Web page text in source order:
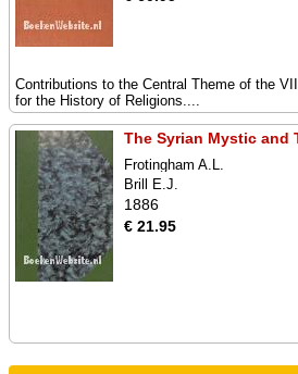
Contributions to the Central Theme of the
for the History of Religions....
The Syrian Mystic and
Frotingham A.L.
Brill E.J.
1886
€ 21.95